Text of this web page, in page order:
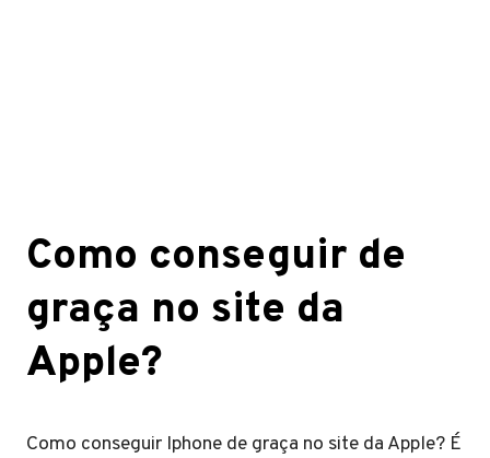
Como conseguir de
graça no site da
Apple?
Como conseguir Iphone de graça no site da Apple? É